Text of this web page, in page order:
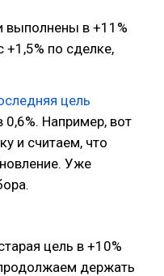
выполнены в +11%
+1,5% по сделке,
цель
Например, вот
и считаем, что
Уже
цель в +10%
держать